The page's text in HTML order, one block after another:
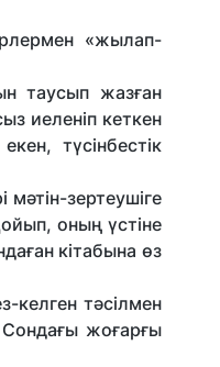
«жылап-
таусып жазған
иеленіп кеткен
түсінбестік
зертеушіге
оның үстіне
кітабына өз
келген тәсілмен
Сондағы жоғарғы